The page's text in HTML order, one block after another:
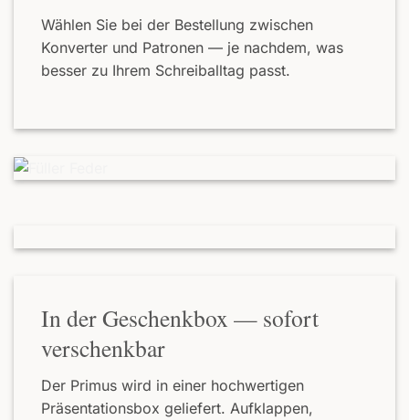
Wählen Sie bei der Bestellung zwischen
Konverter und Patronen — je nachdem, was
besser zu Ihrem Schreiballtag passt.
In der Geschenkbox — sofort
verschenkbar
Der Primus wird in einer hochwertigen
Präsentationsbox geliefert. Aufklappen,